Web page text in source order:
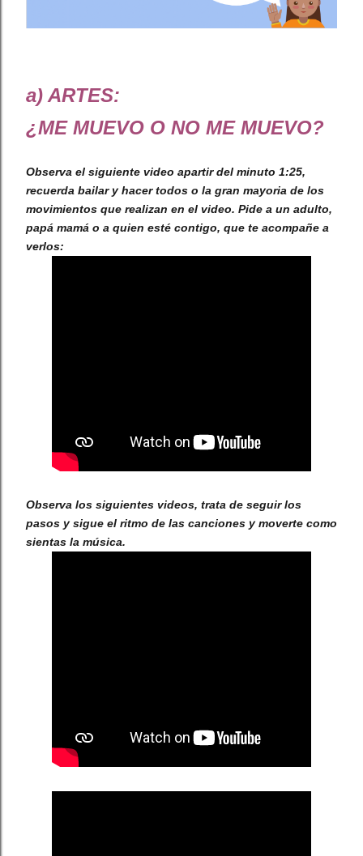
a) ARTES:
¿ME MUEVO O NO ME MUEVO?
Observa el siguiente video apartir del minuto 1:25,
recuerda bailar y hacer todos o la gran mayoria de los
movimientos que realizan en el video. Pide a un adulto,
papá mamá o a quien esté contigo, que te acompañe a
verlos:
Observa los siguientes videos, trata de seguir los
pasos y sigue el ritmo de las canciones y moverte como
sientas la música.